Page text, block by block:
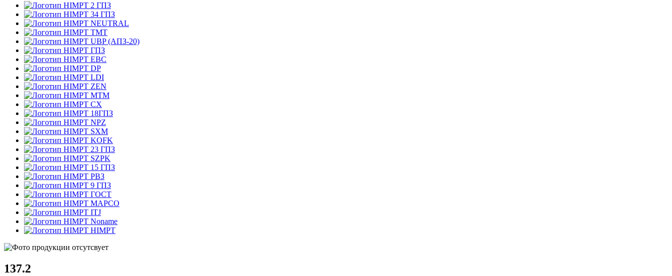
2 ГПЗ
34 ГПЗ
NEUTRAL
TMT
UBP (АПЗ-20)
ГПЗ
EBC
DP
LDI
ZEN
MTM
CX
18ГПЗ
NPZ
SXM
KOFK
23 ГПЗ
SZPK
15 ГПЗ
РВЗ
9 ГПЗ
ГОСТ
MAPCO
ITJ
Noname
HIMPT
137.2